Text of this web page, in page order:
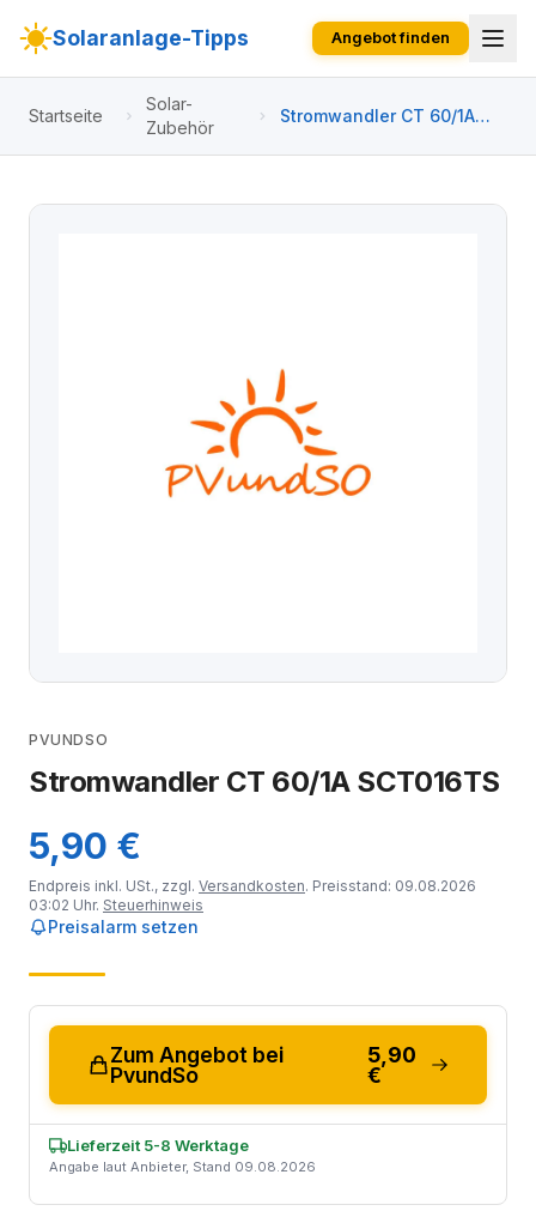
Solaranlage-Tipps Angebot finden
Startseite
Solar-
Zubehör
Stromwandler CT 60/1A
PVUNDSO
Stromwandler CT 60/1A SCT016TS
5,90 €
Endpreis inkl. USt., zzgl. Versandkosten. Preisstand: 09.08.2026
03:02 Uhr. Steuerhinweis
Preisalarm setzen
Zum Angebot bei
PvundSo
5,90
€
Lieferzeit 5-8 Werktage
Angabe laut Anbieter, Stand 09.08.2026